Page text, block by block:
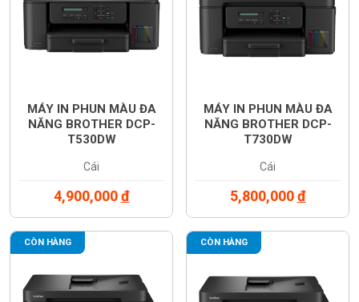
MÁY IN PHUN MÀU ĐA
NĂNG BROTHER DCP-
T530DW
Cái
4,900,000đ
MÁY IN PHUN MÀU ĐA
NĂNG BROTHER DCP-
T730DW
Cái
5,800,000đ
CÒN HÀNG CÒN HÀNG